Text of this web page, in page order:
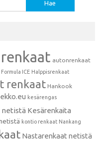
autonrenkaat
Formula ICE Halppisrenkaat
renkaat Hankook
kesärengas
netistä Kesärenkaita
kontio renkaat Nankang
Nastarenkaat netistä